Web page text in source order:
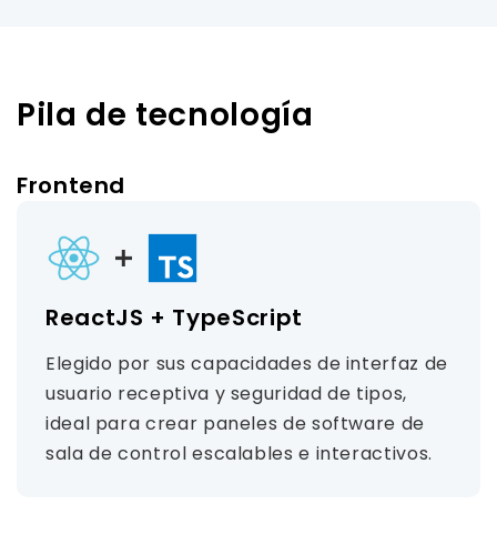
Pila de tecnología
Frontend
ReactJS + TypeScript
Elegido por sus capacidades de interfaz de
usuario receptiva y seguridad de tipos,
ideal para crear paneles de software de
sala de control escalables e interactivos.